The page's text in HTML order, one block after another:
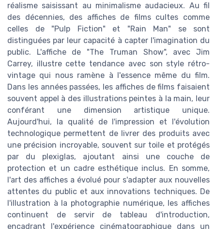
réalisme saisissant au minimalisme audacieux. Au fil
des décennies, des affiches de films cultes comme
celles de "Pulp Fiction" et "Rain Man" se sont
distinguées par leur capacité à capter l'imagination du
public. L'affiche de "The Truman Show", avec Jim
Carrey, illustre cette tendance avec son style rétro-
vintage qui nous ramène à l'essence même du film.
Dans les années passées, les affiches de films faisaient
souvent appel à des illustrations peintes à la main, leur
conférant une dimension artistique unique.
Aujourd'hui, la qualité de l'impression et l'évolution
technologique permettent de livrer des produits avec
une précision incroyable, souvent sur toile et protégés
par du plexiglas, ajoutant ainsi une couche de
protection et un cadre esthétique inclus. En somme,
l'art des affiches a évolué pour s'adapter aux nouvelles
attentes du public et aux innovations techniques. De
l'illustration à la photographie numérique, les affiches
continuent de servir de tableau d'introduction,
encadrant l'expérience cinématographique dans un